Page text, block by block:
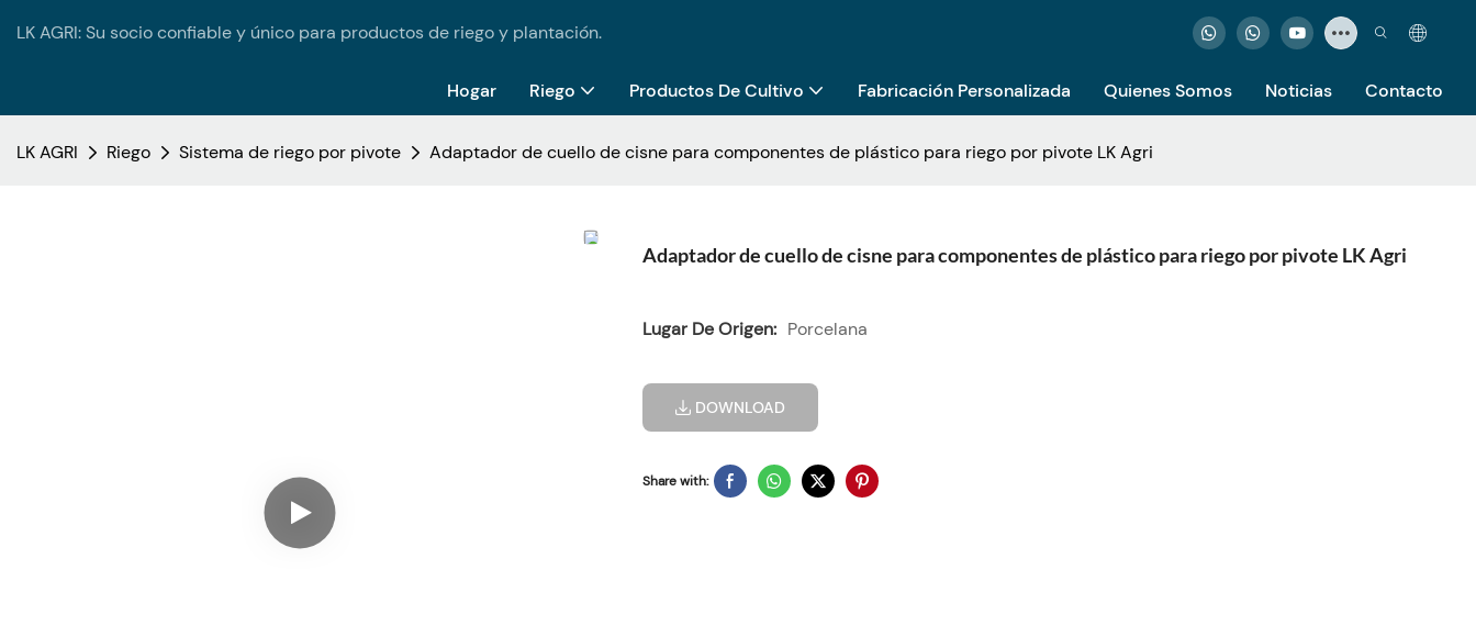
LK AGRI: Su socio confiable y único para productos de riego y plantación.
Hogar Riego Productos De Cultivo Fabricación Personalizada Quienes Somos Noticias Contacto
LK AGRI Riego Sistema de riego por pivote Adaptador de cuello de cisne para componentes de plástico para riego por pivote LK Agri
Adaptador de cuello de cisne para componentes de plástico para riego por pivote LK Agri
Lugar De Origen: Porcelana
DOWNLOAD
Share with: